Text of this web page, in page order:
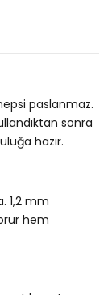
paslanmaz.
sonra
hazır.
1,2 mm
hem